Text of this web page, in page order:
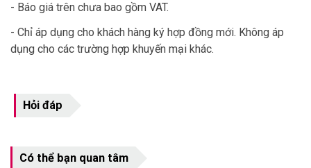
- Báo giá trên chưa bao gồm VAT.
- Chỉ áp dụng cho khách hàng ký hợp đồng mới. Không áp
dụng cho các trường hợp khuyến mại khác.
Hỏi đáp
Có thể bạn quan tâm